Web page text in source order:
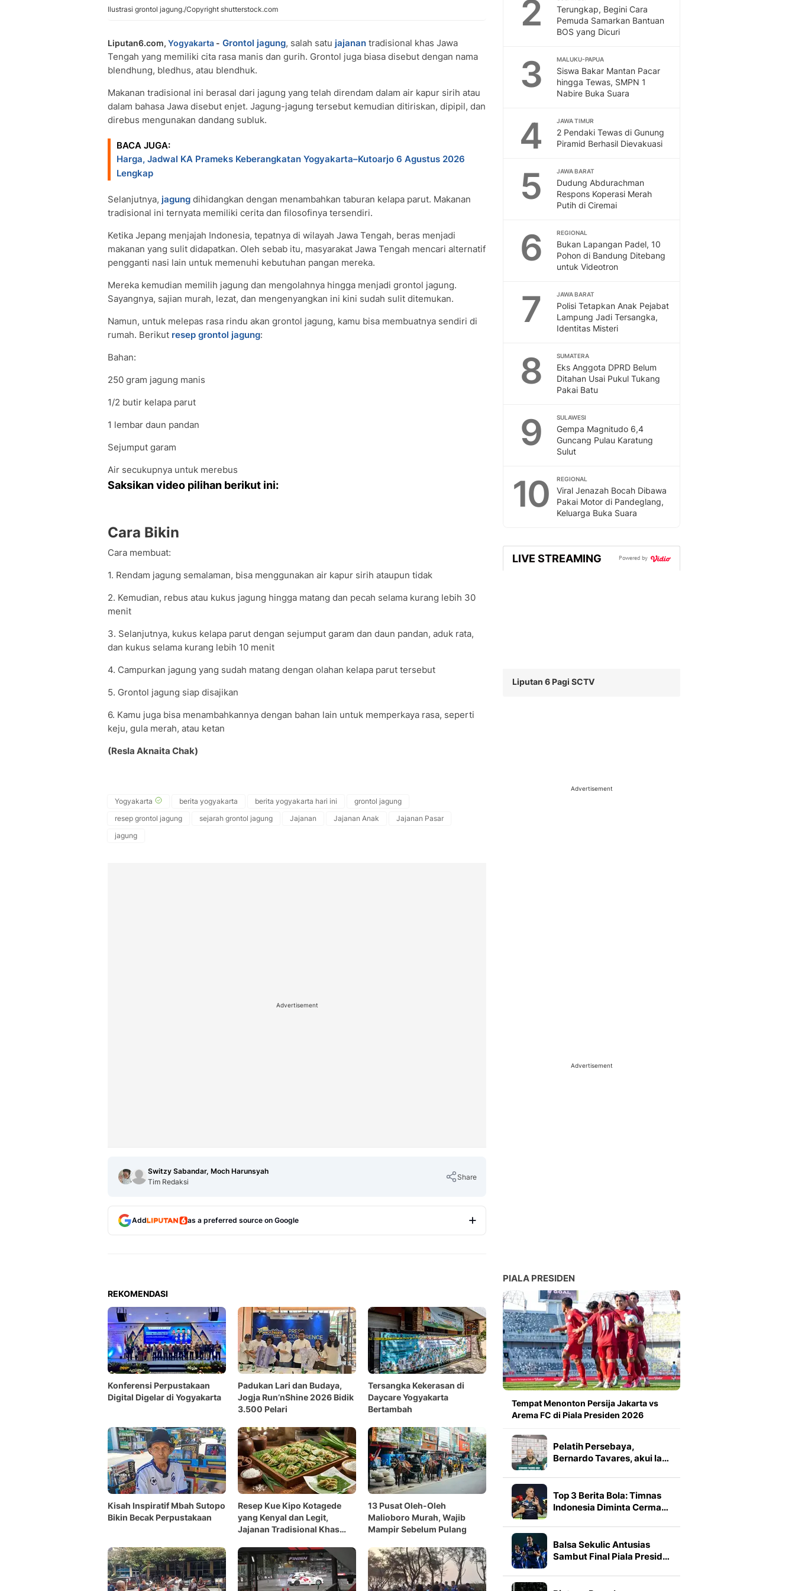
Ilustrasi grontol jagung./Copyright shutterstock.com
Liputan6.com, Yogyakarta - Grontol jagung, salah satu jajanan tradisional khas Jawa
Tengah yang memiliki cita rasa manis dan gurih. Grontol juga biasa disebut dengan nama
blendhung, bledhus, atau blendhuk.
Makanan tradisional ini berasal dari jagung yang telah direndam dalam air kapur sirih atau
dalam bahasa Jawa disebut enjet. Jagung-jagung tersebut kemudian ditiriskan, dipipil, dan
direbus mengunakan dandang subluk.
BACA JUGA:
Harga, Jadwal KA Prameks Keberangkatan Yogyakarta–Kutoarjo 6 Agustus 2026
Lengkap
Selanjutnya, jagung dihidangkan dengan menambahkan taburan kelapa parut. Makanan
tradisional ini ternyata memiliki cerita dan filosofinya tersendiri.
Ketika Jepang menjajah Indonesia, tepatnya di wilayah Jawa Tengah, beras menjadi
makanan yang sulit didapatkan. Oleh sebab itu, masyarakat Jawa Tengah mencari alternatif
pengganti nasi lain untuk memenuhi kebutuhan pangan mereka.
Mereka kemudian memilih jagung dan mengolahnya hingga menjadi grontol jagung.
Sayangnya, sajian murah, lezat, dan mengenyangkan ini kini sudah sulit ditemukan.
Namun, untuk melepas rasa rindu akan grontol jagung, kamu bisa membuatnya sendiri di
rumah. Berikut resep grontol jagung:
Bahan:
250 gram jagung manis
1/2 butir kelapa parut
1 lembar daun pandan
Sejumput garam
Air secukupnya untuk merebus
Saksikan video pilihan berikut ini:
Cara Bikin
Cara membuat:
1. Rendam jagung semalaman, bisa menggunakan air kapur sirih ataupun tidak
2. Kemudian, rebus atau kukus jagung hingga matang dan pecah selama kurang lebih 30
menit
3. Selanjutnya, kukus kelapa parut dengan sejumput garam dan daun pandan, aduk rata,
dan kukus selama kurang lebih 10 menit
4. Campurkan jagung yang sudah matang dengan olahan kelapa parut tersebut
5. Grontol jagung siap disajikan
6. Kamu juga bisa menambahkannya dengan bahan lain untuk memperkaya rasa, seperti
keju, gula merah, atau ketan
(Resla Aknaita Chak)
Yogyakarta berita yogyakarta berita yogyakarta hari ini
grontol jagung
resep grontol jagung
sejarah grontol jagung Jajanan Jajanan Anak
Jajanan Pasar
jagung
Advertisement
Switzy Sabandar, Moch Harunsyah
Tim Redaksi
Share
Add as a preferred source on Google
REKOMENDASI
Konferensi Perpustakaan
Digital Digelar di Yogyakarta
Padukan Lari dan Budaya,
Jogja Run’nShine 2026 Bidik
3.500 Pelari
Tersangka Kekerasan di
Daycare Yogyakarta
Bertambah
Kisah Inspiratif Mbah Sutopo
Bikin Becak Perpustakaan
Resep Kue Kipo Kotagede
yang Kenyal dan Legit,
Jajanan Tradisional Khas
13 Pusat Oleh-Oleh
Malioboro Murah, Wajib
Mampir Sebelum Pulang
2
Terungkap, Begini Cara
Pemuda Samarkan Bantuan
BOS yang Dicuri
3 MALUKU-PAPUA
Siswa Bakar Mantan Pacar
hingga Tewas, SMPN 1
Nabire Buka Suara
4 JAWA TIMUR
2 Pendaki Tewas di Gunung
Piramid Berhasil Dievakuasi
5 JAWA BARAT
Dudung Abdurachman
Respons Koperasi Merah
Putih di Ciremai
6 REGIONAL
Bukan Lapangan Padel, 10
Pohon di Bandung Ditebang
untuk Videotron
7 JAWA BARAT
Polisi Tetapkan Anak Pejabat
Lampung Jadi Tersangka,
Identitas Misteri
8 SUMATERA
Eks Anggota DPRD Belum
Ditahan Usai Pukul Tukang
Pakai Batu
9 SULAWESI
Gempa Magnitudo 6,4
Guncang Pulau Karatung
Sulut
10 REGIONAL
Viral Jenazah Bocah Dibawa
Pakai Motor di Pandeglang,
Keluarga Buka Suara
LIVE STREAMING Powered by
Liputan 6 Pagi SCTV
Advertisement
Advertisement
PIALA PRESIDEN
Tempat Menonton Persija Jakarta vs
Arema FC di Piala Presiden 2026
Pelatih Persebaya,
Bernardo Tavares, akui la…
Top 3 Berita Bola: Timnas
Indonesia Diminta Cerma…
Balsa Sekulic Antusias
Sambut Final Piala Presid…